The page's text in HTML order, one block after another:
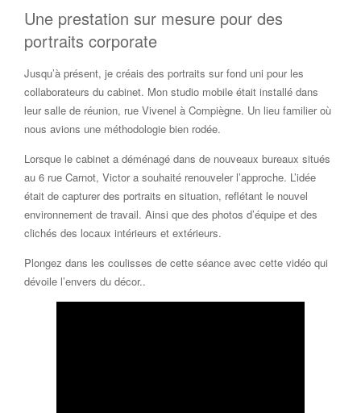
Une prestation sur mesure pour des
portraits corporate
Jusqu’à présent, je créais des portraits sur fond uni pour les
collaborateurs du cabinet. Mon studio mobile était installé dans
leur salle de réunion, rue Vivenel à Compiègne. Un lieu familier où
nous avions une méthodologie bien rodée.
Lorsque le cabinet a déménagé dans de nouveaux bureaux situés
au 6 rue Carnot, Victor a souhaité renouveler l’approche. L’idée
était de capturer des portraits en situation, reflétant le nouvel
environnement de travail. Ainsi que des photos d’équipe et des
clichés des locaux intérieurs et extérieurs.
Plongez dans les coulisses de cette séance avec cette vidéo qui
dévoile l’envers du décor..